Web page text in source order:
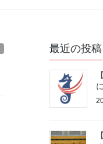
最近の投稿